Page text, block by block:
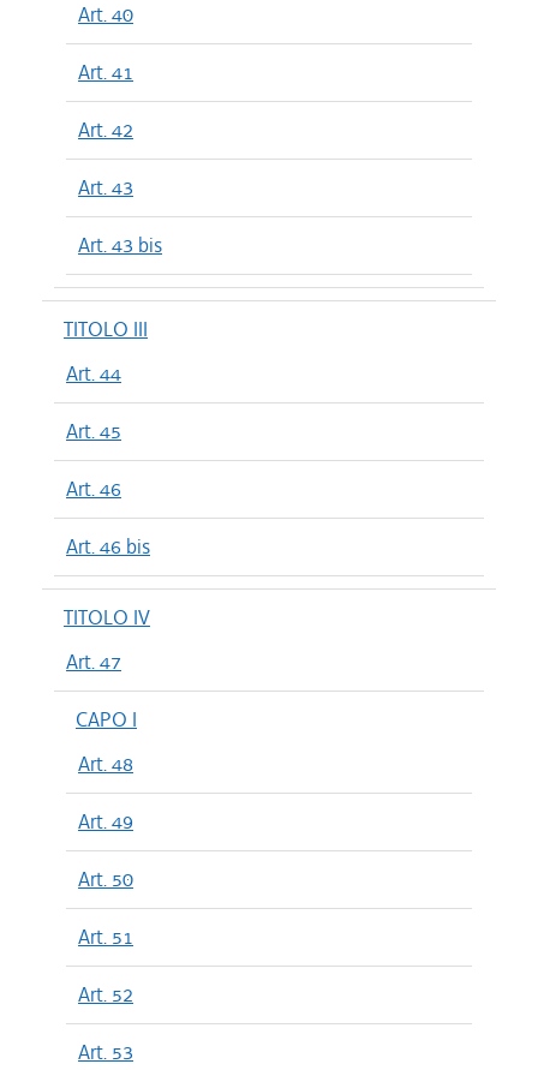
Art. 40
Art. 41
Art. 42
Art. 43
Art. 43 bis
TITOLO III
Art. 44
Art. 45
Art. 46
Art. 46 bis
TITOLO IV
Art. 47
CAPO I
Art. 48
Art. 49
Art. 50
Art. 51
Art. 52
Art. 53